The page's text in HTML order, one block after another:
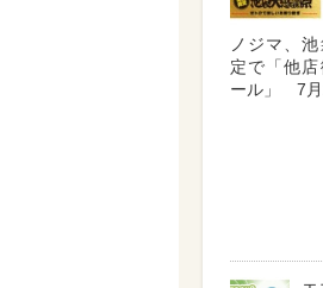
ノジマ、
定で「他
ール」 7月